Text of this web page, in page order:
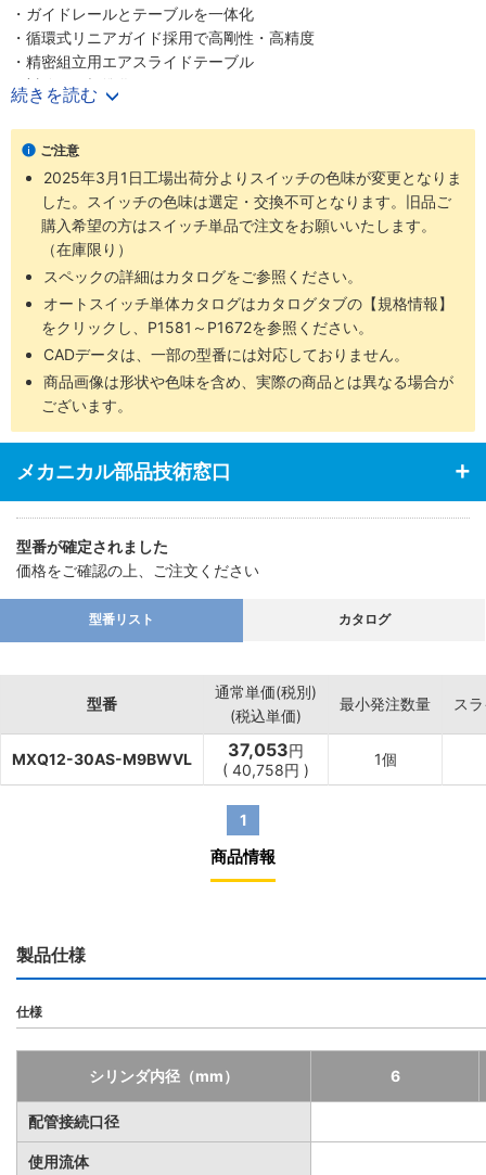
・ガイドレールとテーブルを一体化
・循環式リニアガイド採用で高剛性・高精度
・精密組立用エアスライドテーブル
・対称形も標準化
・安全面を考慮したオートスイッチ取付溝
・豊富なオプション群
・耐荷重性の向上
・ワーク・ボディの取付再現性向上
・エンドプレート部強度アップ
・エンドプレートは超々ジュラルミンを使用（バッファ付は除く）
続きを読む
ご注意
2025年3月1日工場出荷分よりスイッチの色味が変更となりま
した。スイッチの色味は選定・交換不可となります。旧品ご
購入希望の方はスイッチ単品で注文をお願いいたします。
（在庫限り）
スペックの詳細はカタログをご参照ください。
オートスイッチ単体カタログはカタログタブの【規格情報】
をクリックし、P1581～P1672を参照ください。
CADデータは、一部の型番には対応しておりません。
商品画像は形状や色味を含め、実際の商品とは異なる場合が
ございます。
メカニカル部品技術窓口
型番が確定されました
価格をご確認の上、ご注文ください
型番リスト カタログ
型番
通常単価(税別)
(税込単価)
最小発注数量 ス
MXQ12-30AS-M9BWVL 37,053円
( 40,758円 )
1個
1
商品情報
製品仕様
仕様
シリンダ内径（mm） 6
配管接続口径
使用流体